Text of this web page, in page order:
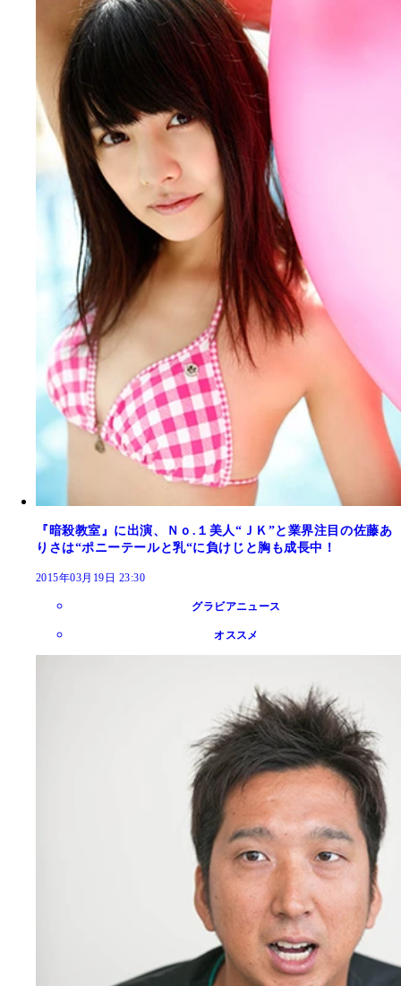
『暗殺教室』に出演、Ｎｏ.１美人“ＪＫ”と業界注目の佐藤あ
りさは“ポニーテールと乳“に負けじと胸も成長中！
2015年03月19日 23:30
グラビアニュース
オススメ